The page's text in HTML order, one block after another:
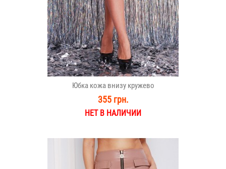
Юбка кожа внизу кружево
355 грн.
НЕТ В НАЛИЧИИ